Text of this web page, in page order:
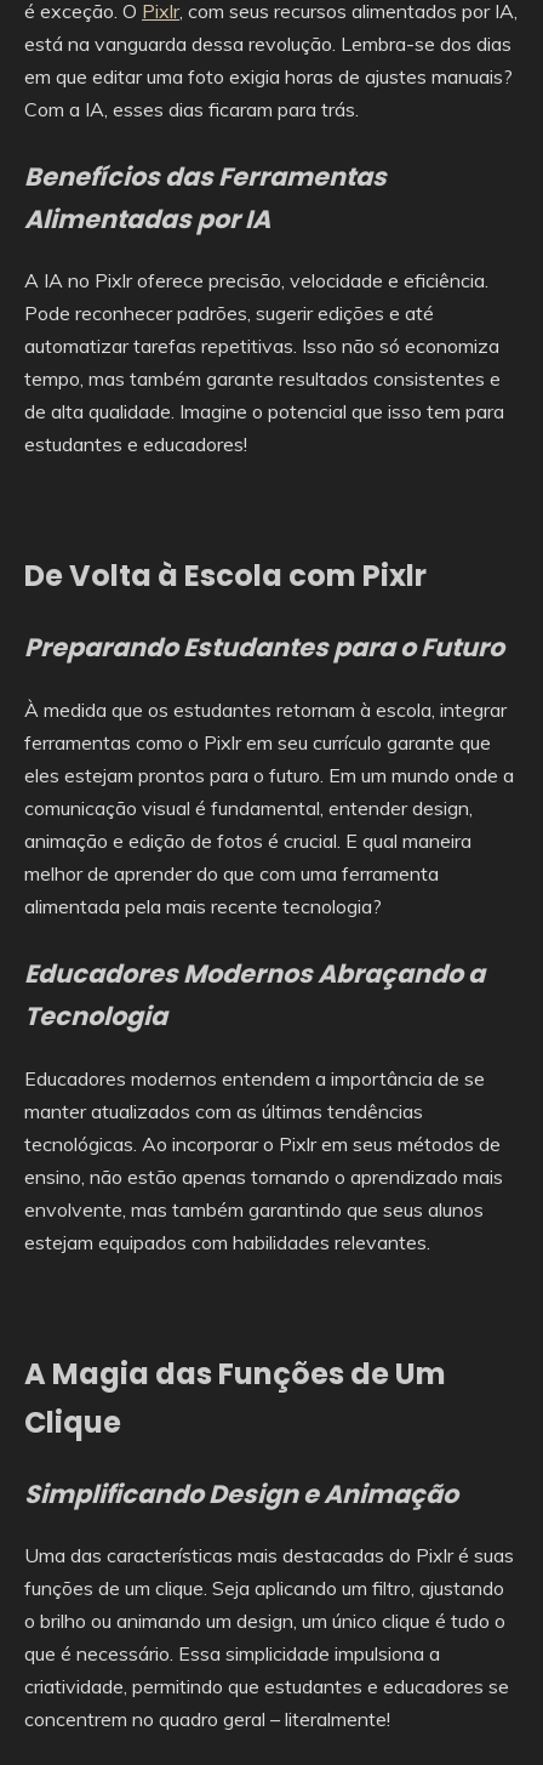
é exceção. O Pixlr, com seus recursos alimentados por IA,
está na vanguarda dessa revolução. Lembra-se dos dias
em que editar uma foto exigia horas de ajustes manuais?
Com a IA, esses dias ficaram para trás.
Benefícios das Ferramentas
Alimentadas por IA
A IA no Pixlr oferece precisão, velocidade e eficiência.
Pode reconhecer padrões, sugerir edições e até
automatizar tarefas repetitivas. Isso não só economiza
tempo, mas também garante resultados consistentes e
de alta qualidade. Imagine o potencial que isso tem para
estudantes e educadores!
De Volta à Escola com Pixlr
Preparando Estudantes para o Futuro
À medida que os estudantes retornam à escola, integrar
ferramentas como o Pixlr em seu currículo garante que
eles estejam prontos para o futuro. Em um mundo onde a
comunicação visual é fundamental, entender design,
animação e edição de fotos é crucial. E qual maneira
melhor de aprender do que com uma ferramenta
alimentada pela mais recente tecnologia?
Educadores Modernos Abraçando a
Tecnologia
Educadores modernos entendem a importância de se
manter atualizados com as últimas tendências
tecnológicas. Ao incorporar o Pixlr em seus métodos de
ensino, não estão apenas tornando o aprendizado mais
envolvente, mas também garantindo que seus alunos
estejam equipados com habilidades relevantes.
A Magia das Funções de Um
Clique
Simplificando Design e Animação
Uma das características mais destacadas do Pixlr é suas
funções de um clique. Seja aplicando um filtro, ajustando
o brilho ou animando um design, um único clique é tudo o
que é necessário. Essa simplicidade impulsiona a
criatividade, permitindo que estudantes e educadores se
concentrem no quadro geral – literalmente!